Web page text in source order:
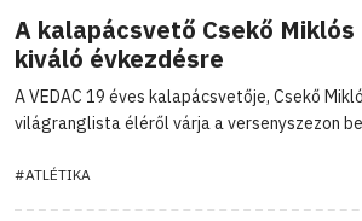
A kalapácsvető Csekő
kiváló évkezdésre
A VEDAC 19 éves kalapácsvetője, Csekő
világranglista éléről várja a versenyszezon
#ATLÉTIKA